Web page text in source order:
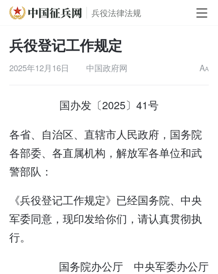
兵役法律法规
兵役登记工作规定
2025年12月16日 中国政府网 AA
国办发〔2025〕41号
各省、自治区、直辖市人民政府，国务院
各部委、各直属机构，解放军各单位和武
警部队：
《兵役登记工作规定》已经国务院、中央
军委同意，现印发给你们，请认真贯彻执
行。
国务院办公厅 中央军委办公厅